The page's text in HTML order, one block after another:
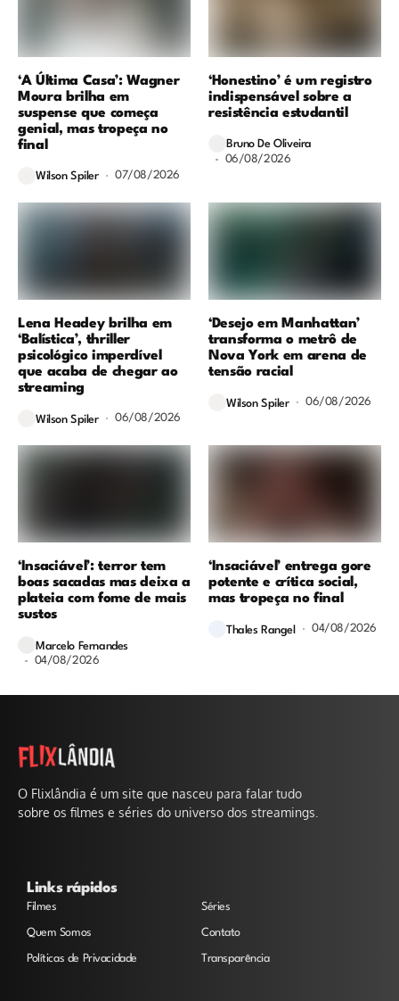
‘A Última Casa’: Wagner
Moura brilha em
suspense que começa
genial, mas tropeça no
final
Wilson Spiler 07/08/2026
‘Honestino’ é um registro
indispensável sobre a
resistência estudantil
Bruno De Oliveira
06/08/2026
Lena Headey brilha em
‘Balística’, thriller
psicológico imperdível
que acaba de chegar ao
streaming
Wilson Spiler 06/08/2026
‘Desejo em Manhattan’
transforma o metrô de
Nova York em arena de
tensão racial
Wilson Spiler 06/08/2026
‘Insaciável’: terror tem
boas sacadas mas deixa a
plateia com fome de mais
sustos
Marcelo Fernandes
04/08/2026
‘Insaciável’ entrega gore
potente e crítica social,
mas tropeça no final
Thales Rangel 04/08/2026
O Flixlândia é um site que nasceu para falar tudo
sobre os filmes e séries do universo dos streamings.
Links rápidos
Filmes Séries
Quem Somos Contato
Políticas de Privacidade Transparência